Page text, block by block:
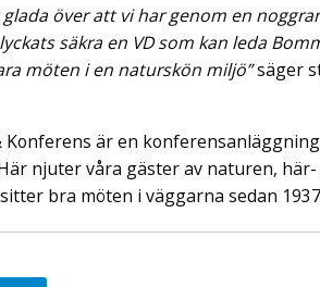
över att vi har genom en
säkra en VD som kan leda
möten i en naturskön miljö”säger
Konferens är en
njuter våra gäster av naturen,
bra möten i väggarna sedan